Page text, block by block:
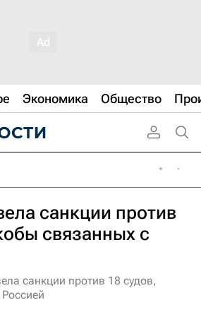
Экономика Общество
санкции против
связанных с
санкции против 18 судов,